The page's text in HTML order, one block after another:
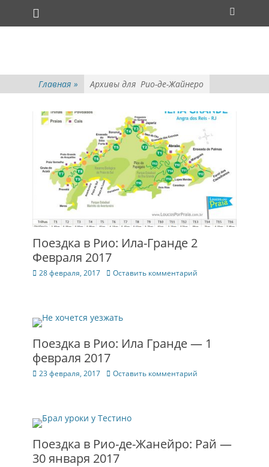
Основное меню
Главная » Архивы для Рио-де-Жайнеро
Поездка в Рио: Ила-Гранде 2
Февраля 2017
Опубликовано
28 февраля, 2017 Оставить комментарий
Поездка в Рио: Ила Гранде — 1
февраля 2017
Опубликовано
23 февраля, 2017 Оставить комментарий
Поездка в Рио-де-Жанейро: Рай —
30 января 2017